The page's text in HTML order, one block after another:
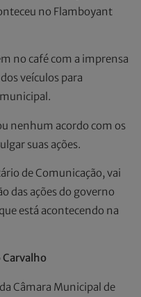
no Flamboyant
no café com a imprensa
veículos para
nenhum acordo com os
suas ações.
de Comunicação, vai
das ações do governo
está acontecendo na
Carvalho
Câmara Municipal de